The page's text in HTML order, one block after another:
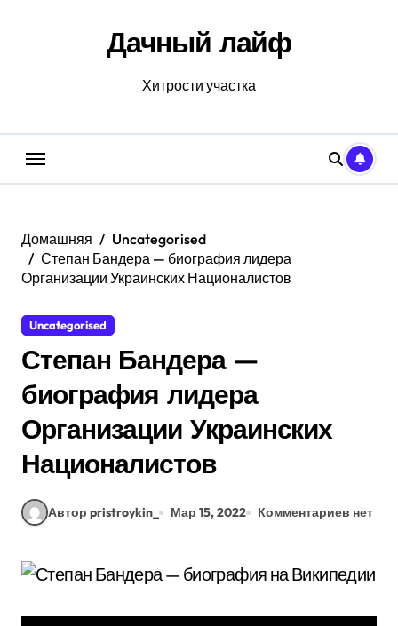
Дачный лайф
Хитрости участка
Домашняя
Uncategorised
Степан Бандера — биография лидера
Организации Украинских Националистов
Uncategorised
Степан Бандера —
биография лидера
Организации Украинских
Националистов
Автор pristroykin_ Мар 15, 2022 Комментариев нет